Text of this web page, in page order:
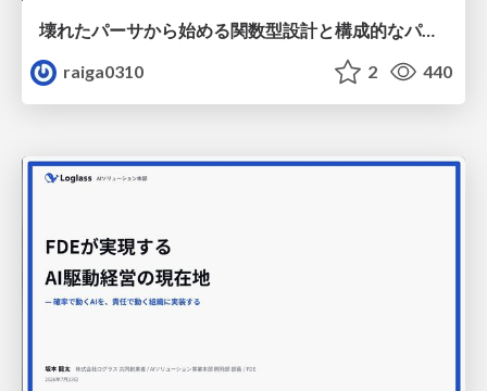
壊れたパーサから始める関数型設計と構成的なパーサ #fp_matsuri
raiga0310
2 440